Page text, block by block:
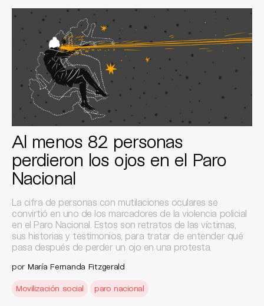
Al menos 82 personas
perdieron los ojos en el Paro
Nacional
La cifra de personas con mutilaciones oculares se
convirtió en uno de los marcadores de la violencia policial
en el Paro Nacional. Estos son retratos de las víctimas,
sus historias y testimonios, para tratar de entender qué
pasa después de perder un ojo en una protesta.
por María Fernanda Fitzgerald
Movilización social paro nacional